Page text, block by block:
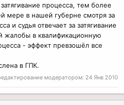
процесса, тем более
мере в нашей губерне смотря за
и судья отвечает за затягивание
жалобы в квалификационную
- эффект превзошёл все
в ГПК.
модератором: 24 Янв 2010